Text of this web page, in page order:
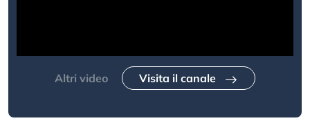
Altri video Visita il canale